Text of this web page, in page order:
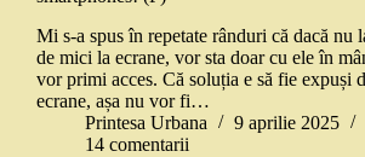
Mi s-a spus în repetate rânduri că dacă nu
de mici la ecrane, vor sta doar cu ele în
vor primi acces. Că soluția e să fie expuși
ecrane, așa nu vor fi…
Printesa Urbana
9 aprilie 2025
14 comentarii